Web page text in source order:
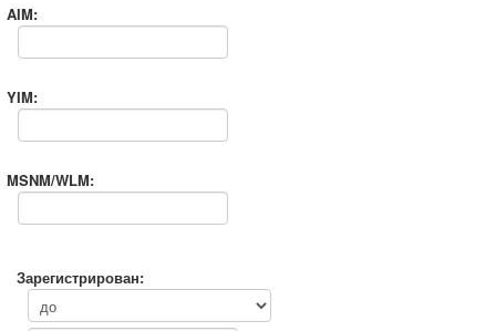
AIM:
YIM:
MSNM/WLM:
Зарегистрирован: